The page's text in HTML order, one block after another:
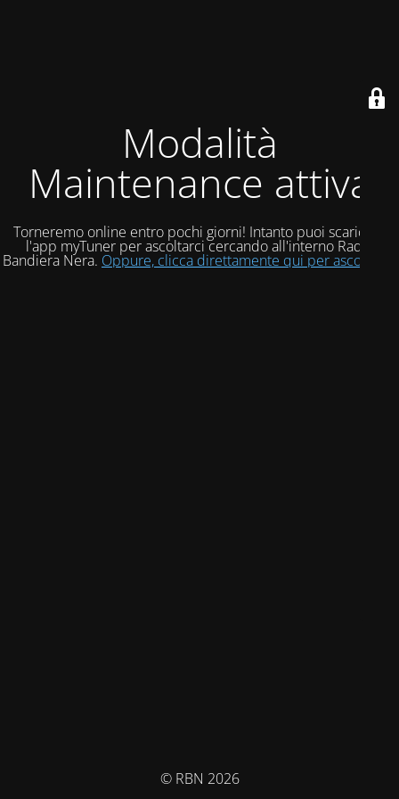
Modalità
Maintenance attiva
Torneremo online entro pochi giorni! Intanto puoi scaricare
l'app myTuner per ascoltarci cercando all'interno Radio
Bandiera Nera. Oppure, clicca direttamente qui per ascoltarci!
© RBN 2026